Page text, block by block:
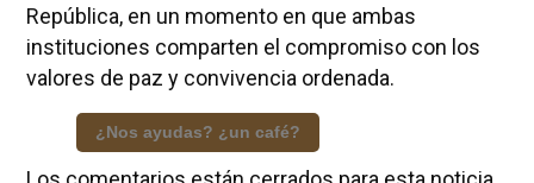
República, en un momento en que ambas
instituciones comparten el compromiso con los
valores de paz y convivencia ordenada.
¿Nos ayudas? ¿un café?